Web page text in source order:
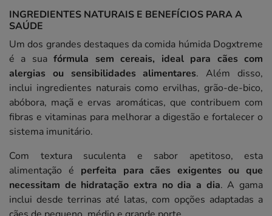
INGREDIENTES NATURAIS E BENEFÍCIOS PARA A
SAÚDE
Um dos grandes destaques da comida húmida Dogxtreme
é a suafórmula sem cereais, ideal para cães com
alergias ou sensibilidades alimentares. Além disso,
inclui ingredientes naturais como ervilhas, grão-de-bico,
abóbora, maçã e ervas aromáticas, que contribuem com
fibras e vitaminas para melhorar a digestão e fortalecer o
sistema imunitário.
Com textura suculenta e sabor apetitoso, esta
alimentação é perfeita para cães exigentes ou que
necessitam de hidratação extra no dia a dia. A gama
inclui desde terrinas até latas, com opções adaptadas a